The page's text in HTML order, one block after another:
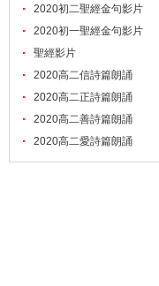
2020初二聖經金句影片
2020初一聖經金句影片
聖經影片
2020高二信詩篇朗誦
2020高二正詩篇朗誦
2020高二善詩篇朗誦
2020高二愛詩篇朗誦